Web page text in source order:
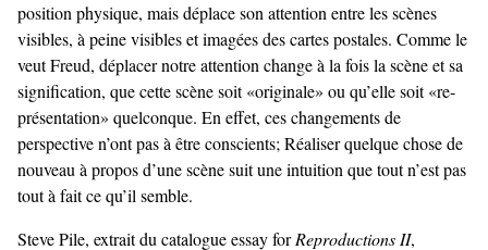
position physique, mais déplace son attention entre les scènes
visibles, à peine visibles et imagées des cartes postales. Comme le
veut Freud, déplacer notre attention change à la fois la scène et sa
signification, que cette scène soit «originale» ou qu’elle soit «re-
présentation» quelconque. En effet, ces changements de
perspective n’ont pas à être conscients; Réaliser quelque chose de
nouveau à propos d’une scène suit une intuition que tout n’est pas
tout à fait ce qu’il semble.
Steve Pile, extrait du catalogue essay forReproductions II,